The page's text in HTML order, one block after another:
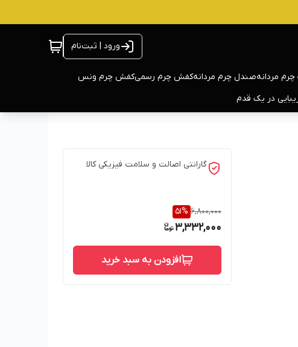
ورود | ثبت‌نام
مردانهصندل چرم مردانهکفش چرم رسمیکفش چرم ونس
در یک قدم
گارانتی اصالت و سلامت فیزیکی کالا
6,800,000
51%
3,332,000
افزودن به سبد خرید